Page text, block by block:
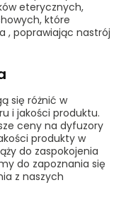
eterycznych,
które
, poprawiając nastrój
się różnić w
i jakości produktu.
ceny na dyfuzory
produkty w
do zaspokojenia
do zapoznania się
z naszych